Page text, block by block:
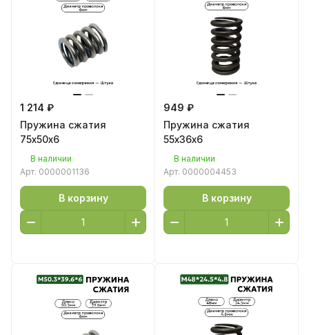
1 214 ₽
Пружина сжатия
75х50х6
В наличии
Арт. 0000001136
В корзину
949 ₽
Пружина сжатия
55х36х6
В наличии
Арт. 0000004453
В корзину